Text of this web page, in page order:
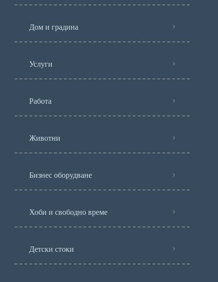
Дом и градина
Услуги
Работа
Животни
Бизнес оборудване
Хоби и свободно време
Детски стоки